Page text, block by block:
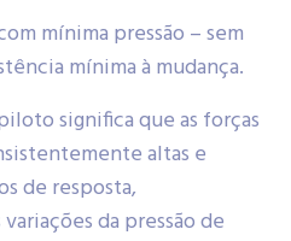
mínima pressão – sem
mínima à mudança.
significa que as forças
altas e
de resposta,
da pressão de